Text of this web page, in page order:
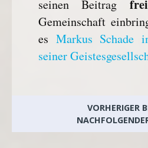
seinen Beitrag frei
Gemeinschaft
es Markus Schade
seiner
VORHERIGER